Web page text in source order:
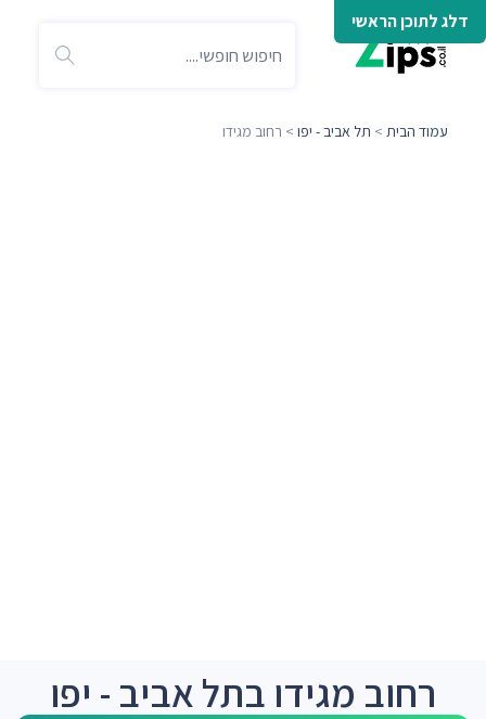
דלג לתוכן הראשי
עמוד הבית > תל אביב - יפו > רחוב מגידו
רחוב מגידו בתל אביב - יפו